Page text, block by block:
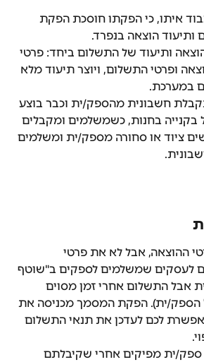
איתו, כי הפקתו חוסכת הפקת
הוצאה בנפרד.
ותיעוד של התשלום ביחד: פרטי
ופרטי התשלום, ויוצר תיעוד מלא
במערכת.
חשבונית מהספק/ית וכבר בוצע
בחנות, כשמשלמים ומקבלים
ציוד או סחורה מספק/ית ומשלמים
ההוצאה, אבל לא את פרטי
לעסקים שמשלמים לספקים ב"שוטף
אבל התשלום אחרי זמן מסוים
הספק/ית). הפקת המסמך מכניסה את
לכם לעדכן את תנאי התשלום
ית מפיקים אחרי שקיבלתם